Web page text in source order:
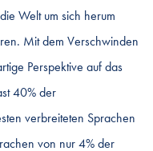
Welt um sich herum
Mit dem Verschwinden
Perspektive auf das
40% der
verbreiteten Sprachen
von nur 4% der